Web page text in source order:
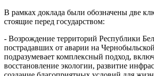
В рамках доклада были обозначены две
стоящие перед государством:
- Возрождение территорий Республики
пострадавших от аварии на
подразумевает комплексный подход,
восстановление экологии, развитие